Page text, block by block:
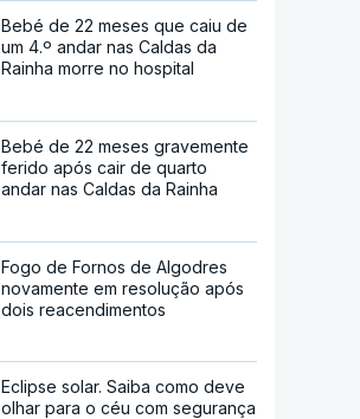
Bebé de 22 meses que caiu de
um 4.º andar nas Caldas da
Rainha morre no hospital
Bebé de 22 meses gravemente
ferido após cair de quarto
andar nas Caldas da Rainha
Fogo de Fornos de Algodres
novamente em resolução após
dois reacendimentos
Eclipse solar. Saiba como deve
olhar para o céu com segurança